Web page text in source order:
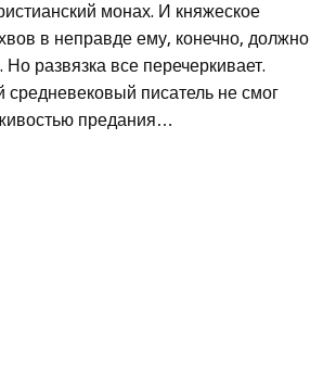
монах. И княжеское
в неправде ему, конечно, должно
Но развязка все перечеркивает.
средневековый писатель не смог
предания…